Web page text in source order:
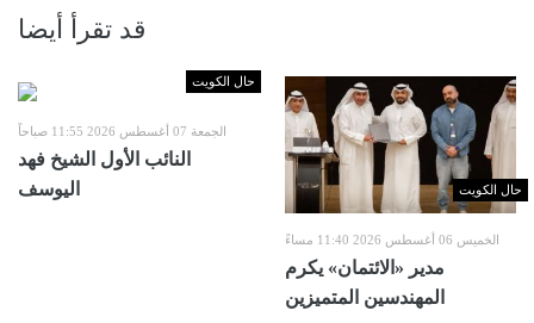
قد تقرأ أيضا
حال الكويت
الجمعة 07 أغسطس 2026 11:55 صباحاً
النائب الأول الشيخ فهد
اليوسف
حال الكويت
الخميس 06 أغسطس 2026 11:40 مساءً
مدير «الائتمان» يكرم
المهندسين المتميزين